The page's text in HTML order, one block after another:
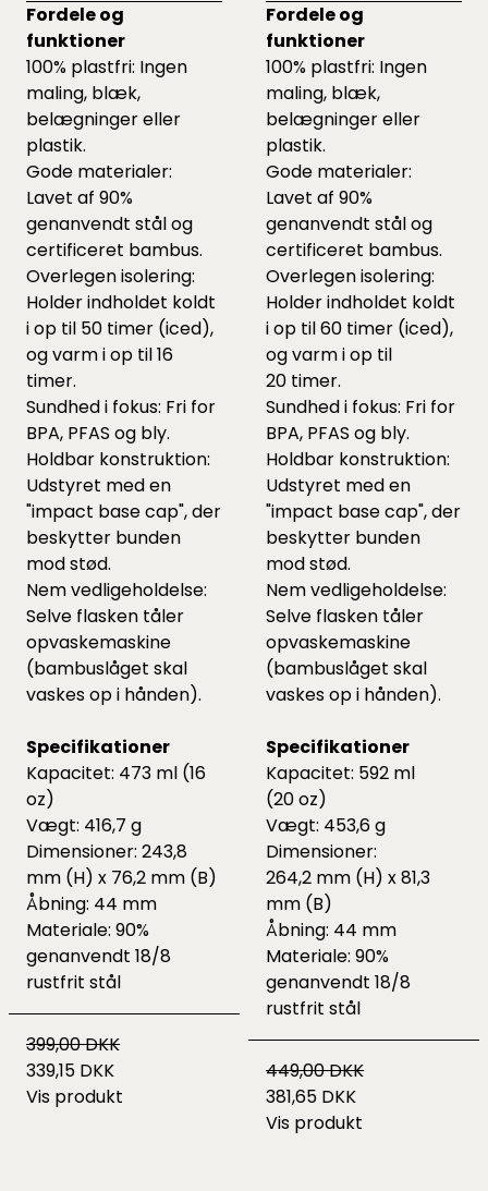
Fordele og
funktioner
100% plastfri: Ingen
maling, blæk,
belægninger eller
plastik.
Gode materialer:
Lavet af 90%
genanvendt stål og
certificeret bambus.
Overlegen isolering:
Holder indholdet koldt
i op til 50 timer (iced),
og varm i op til 16
timer.
Sundhed i fokus: Fri for
BPA, PFAS og bly.
Holdbar konstruktion:
Udstyret med en
"impact base cap", der
beskytter bunden
mod stød.
Nem vedligeholdelse:
Selve flasken tåler
opvaskemaskine
(bambuslåget skal
vaskes op i hånden).
Specifikationer
Kapacitet: 473 ml (16
oz)
Vægt: 416,7 g
Dimensioner: 243,8
mm (H) x 76,2 mm (B)
Åbning: 44 mm
Materiale: 90%
genanvendt 18/8
rustfrit stål
399,00 DKK
339,15 DKK
Vis produkt
Fordele og
funktioner
100% plastfri: Ingen
maling, blæk,
belægninger eller
plastik.
Gode materialer:
Lavet af 90%
genanvendt stål og
certificeret bambus.
Overlegen isolering:
Holder indholdet koldt
i op til 60 timer (iced),
og varm i op til
20 timer.
Sundhed i fokus: Fri for
BPA, PFAS og bly.
Holdbar konstruktion:
Udstyret med en
"impact base cap", der
beskytter bunden
mod stød.
Nem vedligeholdelse:
Selve flasken tåler
opvaskemaskine
(bambuslåget skal
vaskes op i hånden).
Specifikationer
Kapacitet: 592 ml
(20 oz)
Vægt: 453,6 g
Dimensioner:
264,2 mm (H) x 81,3
mm (B)
Åbning: 44 mm
Materiale: 90%
genanvendt 18/8
rustfrit stål
449,00 DKK
381,65 DKK
Vis produkt